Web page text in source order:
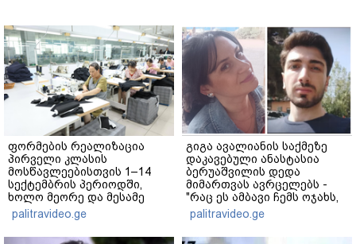
ფორმების რეალიზაცია
პირველი კლასის
მოსწავლეებისთვის 1–14
სექტემბრის პერიოდში,
ხოლო მეორე და მესამე
ეტაპებზე...
palitravideo.ge
გიგა ავალიანის საქმეზე
დაკავებული ანასტასია
ბერუაშვილის დედა
მიმართვას ავრცელებს -
"რაც ეს ამბავი ჩემს ოჯახს,
ჩემს ანასტასიას გადახდა
თავს, მის მერე მე მე არ
ვარ"
palitravideo.ge